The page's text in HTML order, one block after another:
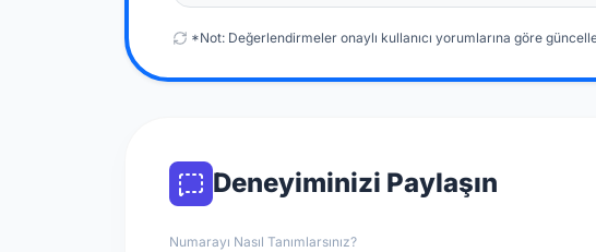
*Not: Değerlendirmeler onaylı kullanıcı yorumlarına göre
Deneyiminizi Paylaşın
Numarayı Nasıl Tanımlarsınız?